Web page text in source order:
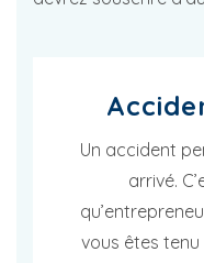
Un accident
arrivé.
vous êtes